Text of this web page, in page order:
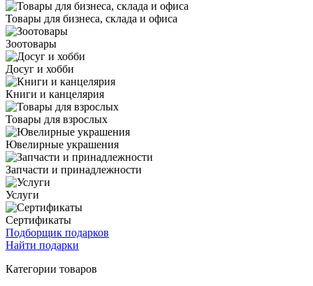
Товары для бизнеса, склада и офиса
Зоотовары
Досуг и хобби
Книги и канцелярия
Товары для взрослых
Ювелирные украшения
Запчасти и принадлежности
Услуги
Сертификаты
Подборщик подарков
Найти подарки
Категории товаров